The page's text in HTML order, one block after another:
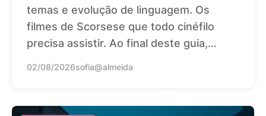
temas e evolução de linguagem. Os
filmes de Scorsese que todo cinéfilo
precisa assistir. Ao final deste guia,…
02/08/2026sofia@almeida